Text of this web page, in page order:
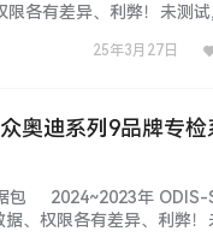
各有差异、利弊！未测
25年3月27日
奥迪系列9品牌专
包 2024~2023年 ODIS-
、权限各有差异、利弊！